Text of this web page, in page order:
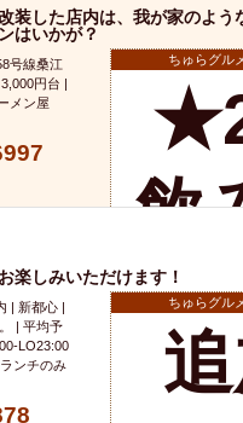
5000円以上コース 地中海料理
レあり
入店１時間が安い
（給料日）
野菜巻き串
屋富祖地区
ジンギスカン
イタリアン
炉端焼き
ふ
本そば
フライデー
牛串焼き
ト 首里駅周辺
やぎ料理
奥武山公園駅周辺
小禄駅周
ENJOY LUNCH 特集
造形
装した店内は、我が家のよう
はいかが？
号線桑江
円台 |
メン屋
ちゅらグル
飲
楽しみいただけます！
| 新都心 |
| 平均予
LO23:00
ンチのみ
ちゅらグル